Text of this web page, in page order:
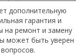
дополнительную
гарантия и
на ремонт и замену
может быть уверен